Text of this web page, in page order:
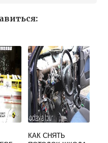
КАК СНЯТЬ